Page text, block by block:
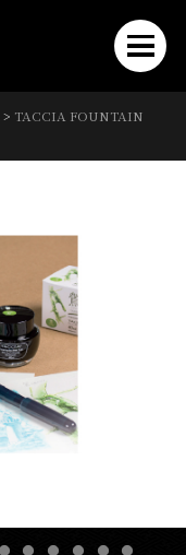
> TACCIA FOUNTAIN